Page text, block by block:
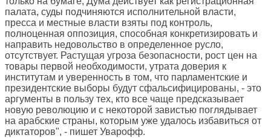
палата, суды подчиняются исполнительной власти,
пресса и местные власти взяты под контроль,
полноценная оппозиция, способная конкретизировать и
направить недовольство в определенное русло,
отсутствует. Растущая угроза безопасности, рост цен на
товары первой необходимости, утрата доверия к
институтам и уверенность в том, что парламентские и
президентские выборы будут сфальсифицированы, - это
аргументы в пользу тех, кто все чаще предсказывает
новую революцию и с некоторой завистью поглядывает
на арабские страны, которым уже удалось избавиться от
диктаторов", - пишет Уварофф.